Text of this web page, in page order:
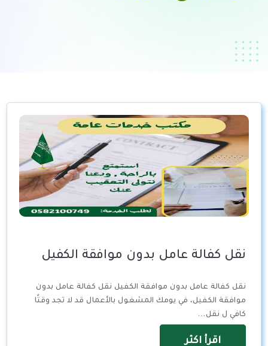
نقل كفالة عامل بدون موافقة الكفيل
نقل كفالة عامل بدون موافقة الكفيل نقل كفالة عامل بدون
موافقة الكفيل، في يومك المشغول بالأعمال قد لا تجد وقتًا
كافي ل نقل…
اقرأ اكثر